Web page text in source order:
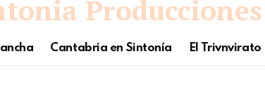
Cantabria en Sintonía El Trivnvirato